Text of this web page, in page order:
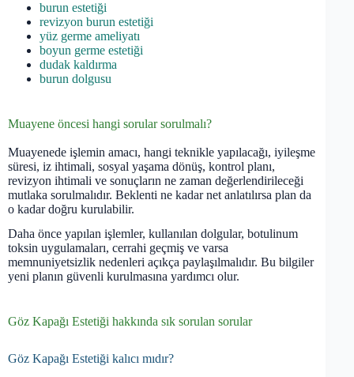
burun estetiği
revizyon burun estetiği
yüz germe ameliyatı
boyun germe estetiği
dudak kaldırma
burun dolgusu
Muayene öncesi hangi sorular sorulmalı?
Muayenede işlemin amacı, hangi teknikle yapılacağı, iyileşme
süresi, iz ihtimali, sosyal yaşama dönüş, kontrol planı,
revizyon ihtimali ve sonuçların ne zaman değerlendirileceği
mutlaka sorulmalıdır. Beklenti ne kadar net anlatılırsa plan da
o kadar doğru kurulabilir.
Daha önce yapılan işlemler, kullanılan dolgular, botulinum
toksin uygulamaları, cerrahi geçmiş ve varsa
memnuniyetsizlik nedenleri açıkça paylaşılmalıdır. Bu bilgiler
yeni planın güvenli kurulmasına yardımcı olur.
Göz Kapağı Estetiği hakkında sık sorulan sorular
Göz Kapağı Estetiği kalıcı mıdır?